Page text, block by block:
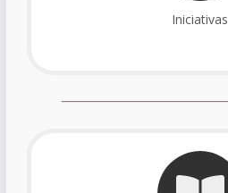
Iniciativas